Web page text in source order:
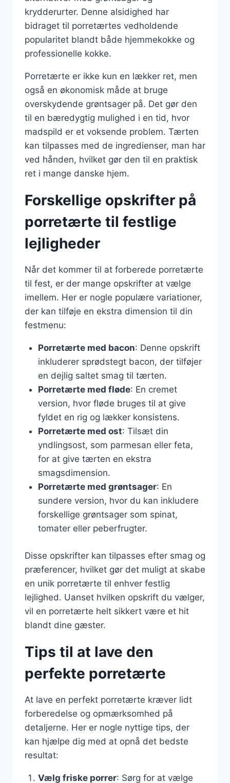
krydderurter. Denne alsidighed har
bidraget til porretærtes vedholdende
popularitet blandt både hjemmekokke og
professionelle kokke.
Porretærte er ikke kun en lækker ret, men
også en økonomisk måde at bruge
overskydende grøntsager på. Det gør den
til en bæredygtig mulighed i en tid, hvor
madspild er et voksende problem. Tærten
kan tilpasses med de ingredienser, man har
ved hånden, hvilket gør den til en praktisk
ret i mange danske hjem.
Forskellige opskrifter på
porretærte til festlige
lejligheder
Når det kommer til at forberede porretærte
til fest, er der mange opskrifter at vælge
imellem. Her er nogle populære variationer,
der kan tilføje en ekstra dimension til din
festmenu:
Porretærte med bacon: Denne opskrift
inkluderer sprødstegt bacon, der tilføjer
en dejlig saltet smag til tærten.
Porretærte med fløde: En cremet
version, hvor fløde bruges til at give
fyldet en rig og lækker konsistens.
Porretærte med ost: Tilsæt din
yndlingsost, som parmesan eller feta,
for at give tærten en ekstra
smagsdimension.
Porretærte med grøntsager: En
sundere version, hvor du kan inkludere
forskellige grøntsager som spinat,
tomater eller peberfrugter.
Disse opskrifter kan tilpasses efter smag og
præferencer, hvilket gør det muligt at skabe
en unik porretærte til enhver festlig
lejlighed. Uanset hvilken opskrift du vælger,
vil en porretærte helt sikkert være et hit
blandt dine gæster.
Tips til at lave den
perfekte porretærte
At lave en perfekt porretærte kræver lidt
forberedelse og opmærksomhed på
detaljerne. Her er nogle nyttige tips, der
kan hjælpe dig med at opnå det bedste
resultat:
Vælg friske porrer: Sørg for at vælge